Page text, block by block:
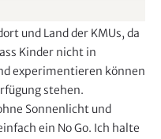
und Land der KMUs, da
Kinder nicht in
experimentieren können
stehen.
Sonnenlicht und
ein No Go. Ich halte